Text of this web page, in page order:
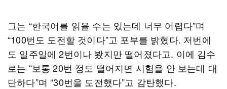
그는 “한국어를 읽을 수는 있는데 너무 어렵다”며
“100번도 도전할 것이다”고 포부를 밝혔다. 저번에
도 일주일에 2번이나 봤지만 떨어졌다고. 이에 김수
로는 “보통 20번 정도 떨어지면 시험을 안 보는데 대
단하다”며 “30번을 도전했다”고 감탄했다.